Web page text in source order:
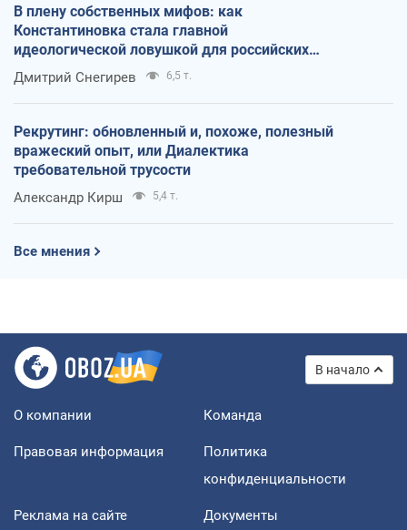
В плену собственных мифов: как
Константиновка стала главной
идеологической ловушкой для российских
оккупантов
Дмитрий Снегирев 6,5 т.
Рекрутинг: обновленный и, похоже, полезный
вражеский опыт, или Диалектика
требовательной трусости
Александр Кирш 5,4 т.
Все мнения
В начало
О компании Команда
Правовая информация
Политика
конфиденциальности
Реклама на сайте Документы